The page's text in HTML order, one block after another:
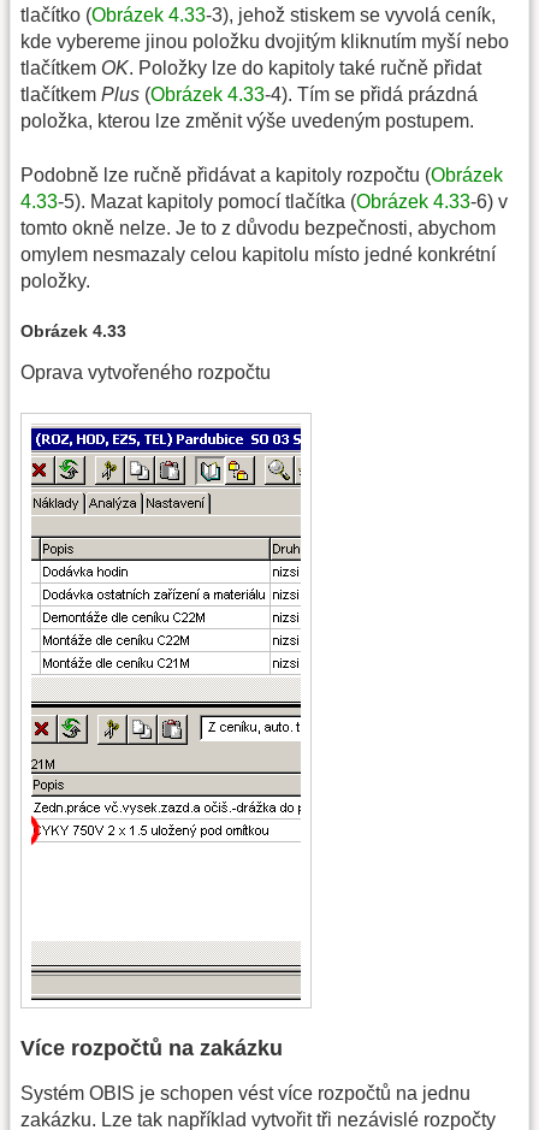
tlačítko (Obrázek 4.33-3), jehož stiskem se vyvolá ceník,
kde vybereme jinou položku dvojitým kliknutím myší nebo
tlačítkem OK. Položky lze do kapitoly také ručně přidat
tlačítkem Plus (Obrázek 4.33-4). Tím se přidá prázdná
položka, kterou lze změnit výše uvedeným postupem.
Podobně lze ručně přidávat a kapitoly rozpočtu (Obrázek
4.33-5). Mazat kapitoly pomocí tlačítka (Obrázek 4.33-6) v
tomto okně nelze. Je to z důvodu bezpečnosti, abychom
omylem nesmazaly celou kapitolu místo jedné konkrétní
položky.
Obrázek 4.33
Oprava vytvořeného rozpočtu
Více rozpočtů na zakázku
Systém OBIS je schopen vést více rozpočtů na jednu
zakázku. Lze tak například vytvořit tři nezávislé rozpočty